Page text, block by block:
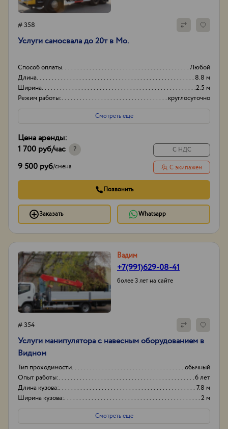
# 358
Услуги самосвала до 20т в Мо.
Способ оплаты
Любой
Длина
8.8 м
Ширина
2.5 м
Режим работы:
круглосуточно
Смотреть еще
Цена аренды:
1 700 руб/час ?
9 500 руб/смена
С НДС
С экипажем
Позвонить
Заказать Whatsapp
Вадим
+7(991)629-08-41
более 3 лет на сайте
# 354
Услуги манипулятора с навесным оборудованием в
Видном
Тип проходимости
обычный
Опыт работы:
6 лет
Длина кузова:
7.8 м
Ширина кузова:
2 м
Смотреть еще